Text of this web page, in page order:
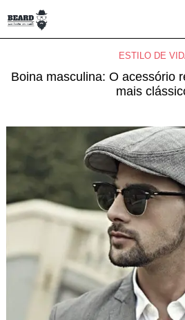
ESTILO DE
Boina masculina: O acessório
mais